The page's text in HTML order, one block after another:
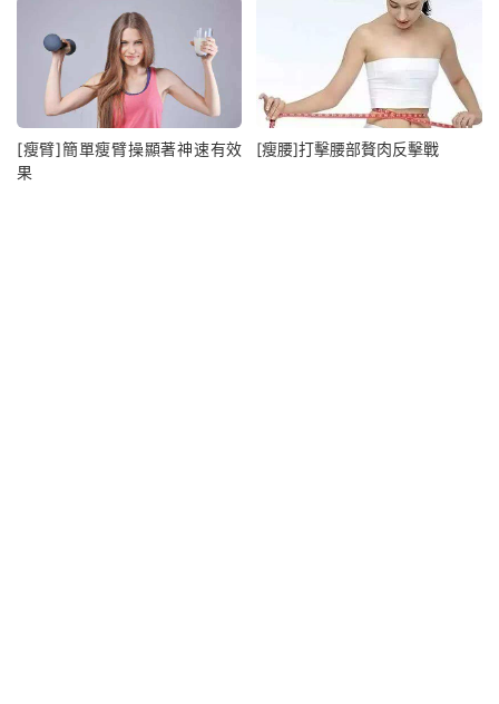
[瘦臂]簡單瘦臂操顯著神速有效
果
[瘦腰]打擊腰部贅肉反擊戰